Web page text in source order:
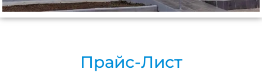
Прайс-Лист